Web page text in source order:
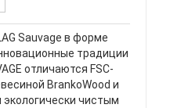
Sauvage в форме
традиции
отличаются FSC-
BrankoWood и
чистым